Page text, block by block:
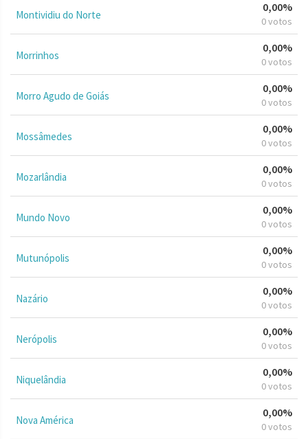
Montividiu do Norte
0,00%
0 votos
Morrinhos
0,00%
0 votos
Morro Agudo de Goiás
0,00%
0 votos
Mossâmedes
0,00%
0 votos
Mozarlândia
0,00%
0 votos
Mundo Novo
0,00%
0 votos
Mutunópolis
0,00%
0 votos
Nazário
0,00%
0 votos
Nerópolis
0,00%
0 votos
Niquelândia
0,00%
0 votos
Nova América
0,00%
0 votos